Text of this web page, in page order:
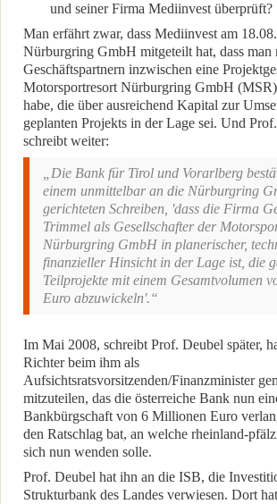
und seiner Firma Mediinvest überprüft?
Man erfährt zwar, dass Mediinvest am
Nürburgring GmbH mitgeteilt hat, dass man
Geschäftspartnern inzwischen eine
Motorsportresort Nürburgring GmbH
habe, die über ausreichend Kapital zur
geplanten Projekts in der Lage sei. Und
schreibt weiter:
„Die Bank für Tirol und Vorarlberg
einem unmittelbar an die Nürburgring
gerichteten Schreiben, 'dass die Firma
Trimmel als Gesellschafter der
Nürburgring GmbH in planerischer,
finanzieller Hinsicht in der Lage ist, die
Teilprojekte mit einem Gesamtvolumen
Euro abzuwickeln'.“
Im Mai 2008, schreibt Prof. Deubel später,
Richter beim ihm als
Aufsichtsratsvorsitzenden/Finanzminister
mitzuteilen, das die österreiche Bank nun
Bankbürgschaft von 6 Millionen Euro
den Ratschlag bat, an welche rheinland-
sich nun wenden solle.
Prof. Deubel hat ihn an die ISB, die
Strukturbank des Landes verwiesen. Dort